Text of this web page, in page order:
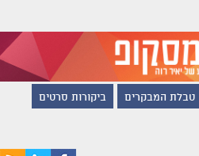
טבלת המבקרים ביקורות סרטים